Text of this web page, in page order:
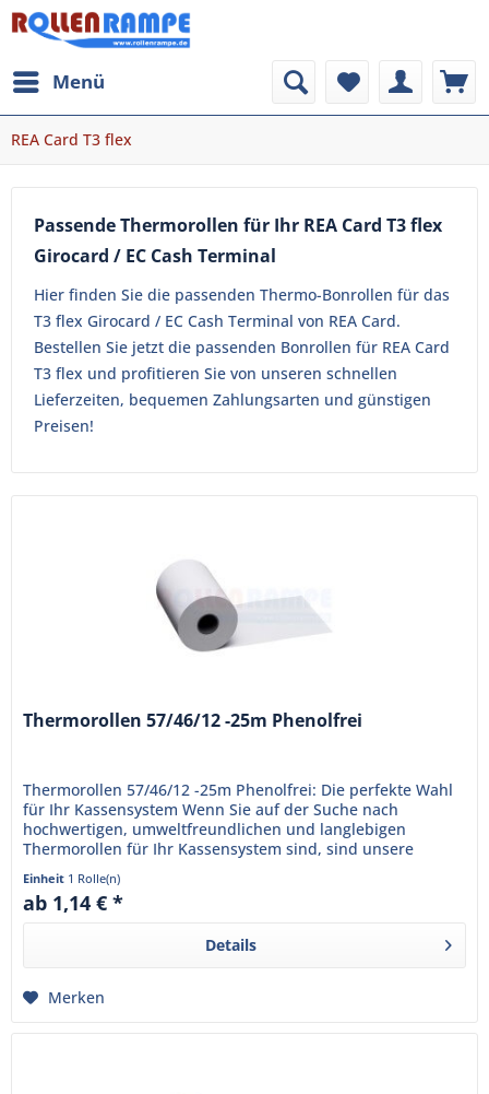
Menü
REA Card T3 flex
Passende Thermorollen für Ihr REA Card T3 flex
Girocard / EC Cash Terminal
Hier finden Sie die passenden Thermo-Bonrollen für das
T3 flex Girocard / EC Cash Terminal von REA Card.
Bestellen Sie jetzt die passenden Bonrollen für REA Card
T3 flex und profitieren Sie von unseren schnellen
Lieferzeiten, bequemen Zahlungsarten und günstigen
Preisen!
Thermorollen 57/46/12 -25m Phenolfrei
Thermorollen 57/46/12 -25m Phenolfrei: Die perfekte Wahl
für Ihr Kassensystem Wenn Sie auf der Suche nach
hochwertigen, umweltfreundlichen und langlebigen
Thermorollen für Ihr Kassensystem sind, sind unsere
Thermorollen 57/46/12 -25m...
Einheit 1 Rolle(n)
ab 1,14 € *
Details
Merken